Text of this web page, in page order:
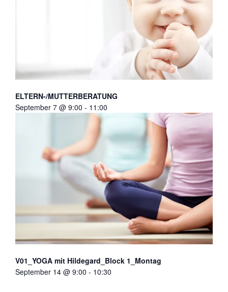
ELTERN-/MUTTERBERATUNG
September 7 @ 9:00 - 11:00
V01_YOGA mit Hildegard_Block 1_Montag
September 14 @ 9:00 - 10:30